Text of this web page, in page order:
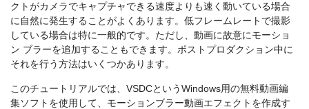
クトがカメラでキャプチャできる速度よりも速く動いている場合
に自然に発生することがよくあります。低フレームレートで撮影
している場合は特に一般的です。ただし、動画に故意にモーショ
ン ブラーを追加することもできます。ポストプロダクション中に
それを行う方法はいくつかあります。
このチュートリアルでは、VSDCというWindows用の無料動画編
集ソフトを使用して、モーションブラー動画エフェクトを作成す